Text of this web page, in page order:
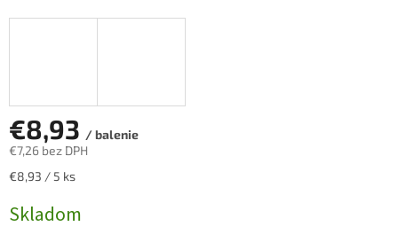
€8,93 / balenie
€7,26 bez DPH
Jednotková
€8,93 / 5 ks
Skladom